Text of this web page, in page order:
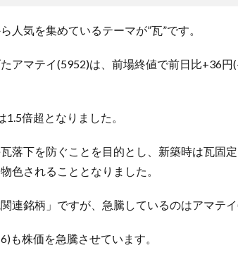
人気を集めているテーマが”瓦”です。
アマテイ(5952)は、前場終値で前日比+36円
倍超となりました。
落下を防ぐことを目的とし、新築時は瓦固
色されることとなりました。
連銘柄」ですが、急騰しているのはアマテ
も株価を急騰させています。